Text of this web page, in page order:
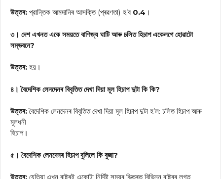
উত্তৰ: প্রান্তিক আমদানিৰ আসক্তি (প্ৰৱণতা) হ’ব 0.4 ।
৩। দেশ এখনত একে সময়তে বাণিজ্য ঘাটি আৰু চলিত হিচাপ একেলগে হোৱাটো
সম্ভবনে?
উত্তৰ: হয়।
৪। বৈদেশিক লেনদেনৰ বিবৃতিত দেখা দিয়া মূল হিচাপ দুটা কি কি?
উত্তৰ:বৈদেশিক লেনদেনৰ বিবৃতিত দেখা দিয়া মূল হিচাপ দুটা হ’ল: চলিত হিচাপ আৰু
মূলধনী
হিচাপ।
৫। বৈদেশিক লেনদেনৰ হিচাপ বুলিলে কি বুজা?
উত্তৰ: যেতিয়া এখন ৰাষ্ট্ৰই একোটা নির্দিষ্ট সময়ৰ ভিতৰত বিভিন্ন ৰাষ্ট্ৰৰ লগত